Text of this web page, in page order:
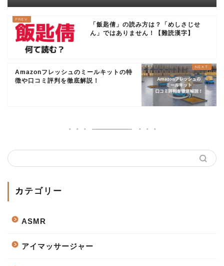
「飯匙倩」の読み方は？「めしさじせ
ん」ではありません！【難読漢字】
Amazonフレッシュのミールキットの特
徴や口コミ評判を徹底解説！
カテゴリー
ASMR
アイマッサージャー